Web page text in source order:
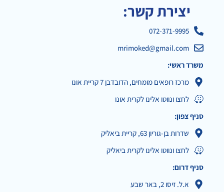
יצירת קשר:
072-371-9995
mrimoked@gmail.com
משרד ראשי:
מרכז רופאים מומחים, הדובדבן 7 קריית אונו
לחצו ונווטו אלינו לקרית אונו
סניף צפון:
שדרות בן-גוריון 63, קריית ביאליק
לחצו ונווטו אלינו לקרית ביאליק
סניף דרום:
א.ל. זיסו 2, באר שבע